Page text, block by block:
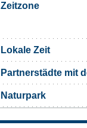
Zeitzone
Lokale Zeit
Partnerstädte mit
Naturpark